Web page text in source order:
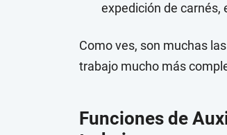
expedición de carnés,
Como ves, son muchas
trabajo mucho más
Funciones de